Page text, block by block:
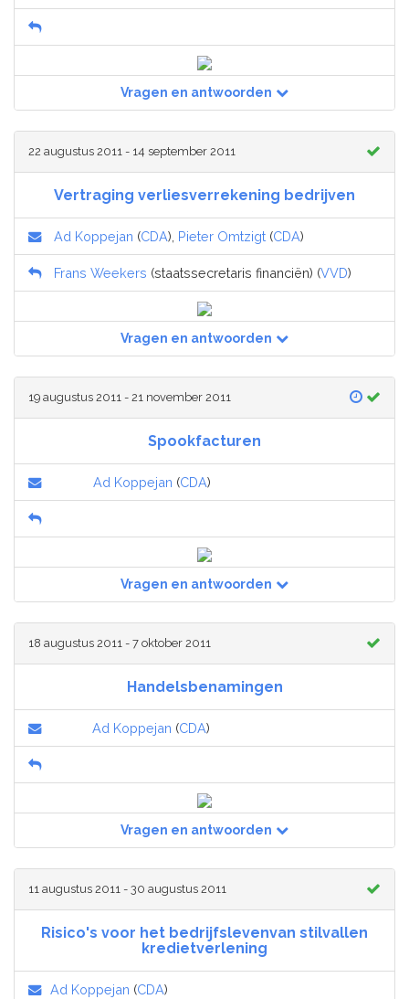
Vragen en antwoorden
22 augustus 2011 - 14 september 2011
Vertraging verliesverrekening bedrijven
Ad Koppejan (CDA), Pieter Omtzigt (CDA)
Frans Weekers (staatssecretaris financiën) (VVD)
Vragen en antwoorden
19 augustus 2011 - 21 november 2011
Spookfacturen
Ad Koppejan (CDA)
Vragen en antwoorden
18 augustus 2011 - 7 oktober 2011
Handelsbenamingen
Ad Koppejan (CDA)
Vragen en antwoorden
11 augustus 2011 - 30 augustus 2011
Risico's voor het bedrijfslevenvan stilvallen
kredietverlening
Ad Koppejan (CDA)